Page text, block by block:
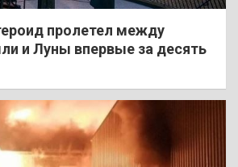
пролетел между
и Луны впервые за десять